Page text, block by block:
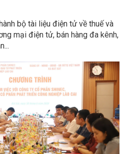
bộ tài liệu điện tử về thuế và
mại điện tử, bán hàng đa kênh,